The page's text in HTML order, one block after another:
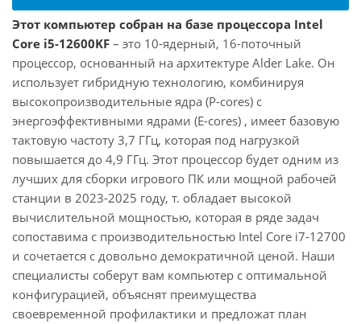
Этот компьютер собран на базе процессора Intel
Core i5-12600KF – это 10-ядерный, 16-поточный
процессор, основанный на архитектуре Alder Lake. Он
использует гибридную технологию, комбинируя
высокопроизводительные ядра (P-cores) с
энергоэффективными ядрами (E-cores) , имеет базовую
тактовую частоту 3,7 ГГц, которая под нагрузкой
повышается до 4,9 ГГц. Этот процессор будет одним из
лучших для сборки игрового ПК или мощной рабочей
станции в 2023-2025 году, т. обладает высокой
вычислительной мощностью, которая в ряде задач
сопоставима с производительностью Intel Core i7-12700
и сочетается с довольно демократичной ценой. Наши
специалисты соберут вам компьютер с оптимальной
конфигурацией, объяснят преимущества
своевременной профилактики и предложат план